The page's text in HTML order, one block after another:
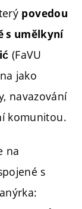
povedou
s umělkyní
(FaVU
jako
navazování
komunitou.
na
s